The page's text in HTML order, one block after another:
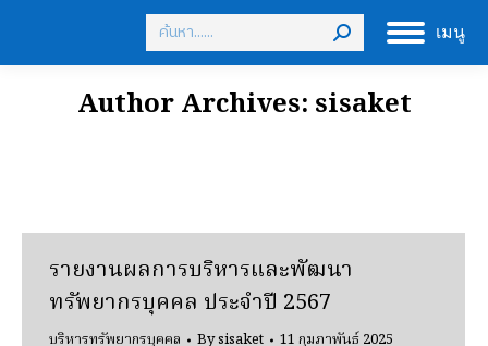
เมนู
Search:
Author Archives: sisaket
รายงานผลการบริหารและพัฒนา
ทรัพยากรบุคคล ประจำปี 2567
บริหารทรัพยากรบุคคล Bysisaket 11 กุมภาพันธ์ 2025